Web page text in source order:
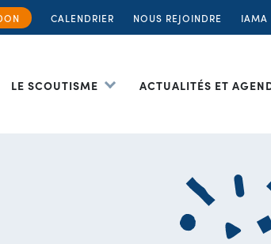
CALENDRIER NOUS REJOINDRE IAMA
LE SCOUTISME ACTUALITÉS ET